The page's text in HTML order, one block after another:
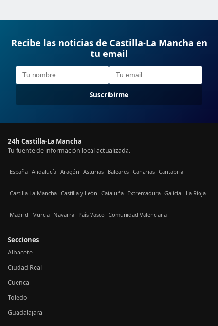
Recibe las noticias de Castilla-La Mancha en
tu email
Suscribirme
24h Castilla-La Mancha
Tu fuente de información local actualizada.
España Andalucía Aragón Asturias Baleares Canarias Cantabria
Castilla La-Mancha Castilla y León Cataluña Extremadura Galicia La Rioja
Madrid Murcia Navarra País Vasco Comunidad Valenciana
Secciones
Albacete
Ciudad Real
Cuenca
Toledo
Guadalajara